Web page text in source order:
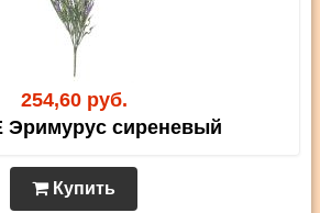
254,60 руб.
Эримурус сиреневый
Купить